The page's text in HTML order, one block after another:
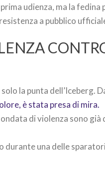
udienza, ma la fedina
a pubblico
la punta dell’Iceberg.
è stata presa di mira.
di violenza sono già
durante una delle